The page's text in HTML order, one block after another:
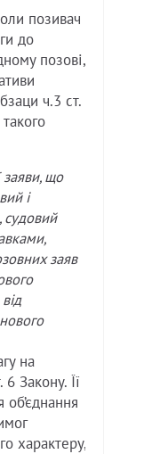
позивач
до
позові,
ч.3 ст.
заяви, що
і
судовий
заяв
на
Закону. Її
характеру,